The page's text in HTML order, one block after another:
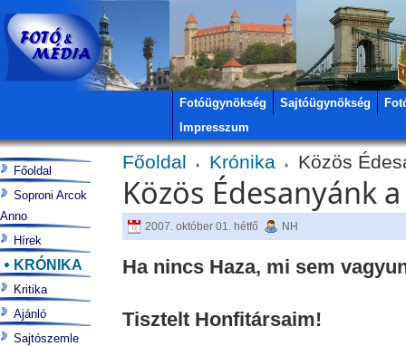
Fotóügynökség Sajtóügynökség
Impresszum
Főoldal Krónika Közös
Közös Édesanyánk
2007. október 01. hétfő NH
Ha nincs Haza, mi sem
Tisztelt Honfitársaim!
Főoldal
Soproni Arcok
Anno
Hírek
KRÓNIKA
Kritika
Ajánló
Sajtószemle